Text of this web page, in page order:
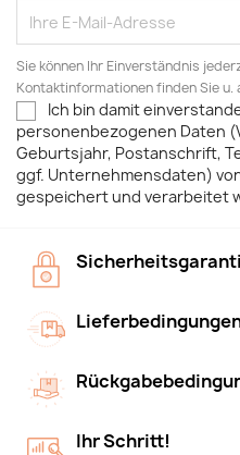
Sie können Ihr Einverständnis
Kontaktinformationen finden Sie
Ich bin damit
personenbezogenen Daten
Geburtsjahr, Postanschrift,
ggf. Unternehmensdaten)
gespeichert und verarbeitet
Ihr Schritt!